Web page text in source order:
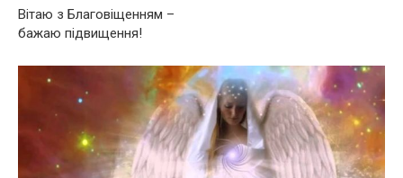
Вітаю з Благовіщенням –
бажаю підвищення!